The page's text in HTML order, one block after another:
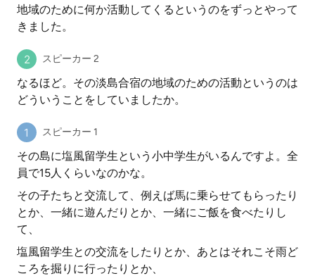
地域のために何か活動してくるというのをずっとやって
きました。
スピーカー 2
なるほど。その淡島合宿の地域のための活動というのは
どういうことをしていましたか。
スピーカー 1
その島に塩風留学生という小中学生がいるんですよ。全
員で15人くらいなのかな。
その子たちと交流して、例えば馬に乗らせてもらったり
とか、一緒に遊んだりとか、一緒にご飯を食べたりし
て、
塩風留学生との交流をしたりとか、あとはそれこそ雨ど
ころを掘りに行ったりとか、